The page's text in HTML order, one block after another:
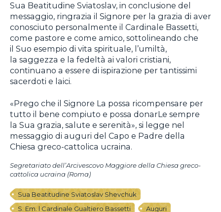
Sua Beatitudine Sviatoslav, in conclusione del
messaggio, ringrazia il Signore per la grazia di aver
conosciuto personalmente il Cardinale Bassetti,
come pastore e come amico, sottolineando che
il Suo esempio di vita spirituale, l’umiltà,
la saggezza e la fedeltà ai valori cristiani,
continuano a essere di ispirazione per tantissimi
sacerdoti e laici.
«Prego che il Signore La possa ricompensare per
tutto il bene compiuto e possa donarLe sempre
la Sua grazia, salute e serenità», si legge nel
messaggio di auguri del Capo e Padre della
Chiesa greco-cattolica ucraina.
Segretariato dell’Arcivescovo Maggiore della Chiesa greco-
cattolica ucraina (Roma)
Sua Beatitudine Sviatoslav Shevchuk
S. Em. l Cardinale Gualtiero Bassetti
Auguri